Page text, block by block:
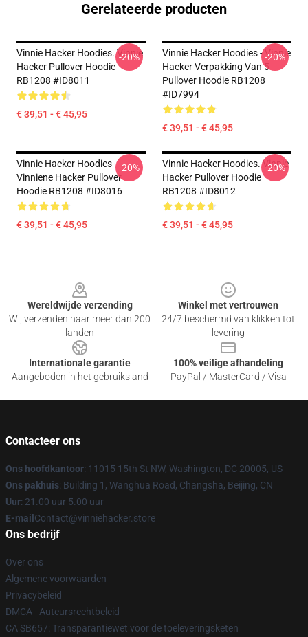
Gerelateerde producten
Vinnie Hacker Hoodies. Vinnie
Hacker Pullover Hoodie
RB1208 #ID8011
€ 39,51 - € 45,95
-20%
Vinnie Hacker Hoodies - Vinnie
Hacker Verpakking Van 5
Pullover Hoodie RB1208
#ID7994
€ 39,51 - € 45,95
-20%
Vinnie Hacker Hoodies -
Vinniene Hacker Pullover
Hoodie RB1208 #ID8016
€ 39,51 - € 45,95
-20%
Vinnie Hacker Hoodies. Vinnie
Hacker Pullover Hoodie
RB1208 #ID8012
€ 39,51 - € 45,95
-20%
Wereldwijde verzending
Wij verzenden naar meer dan 200
landen
Winkel met vertrouwen
24/7 beschermd van klikken tot
levering
Internationale garantie
Aangeboden in het gebruiksland
100% veilige afhandeling
PayPal / MasterCard / Visa
Contacteer ons
Ons hoofdkantoor: 11015 15th St NW, Washington, DC 20005, US
Ons pakhuis: Building 1, Wanghua Road, Changsha, Beijing, CN
Uur: 21.00 uur 5.00 uur
E-mail Contact@vinniehacker.store
Ons bedrijf
Over ons
Algemene voorwaarden
Privacybeleid
DMCA - Auteursrechtbeleid
CA SB657: Transparantiewet voor de toeleveringsketen